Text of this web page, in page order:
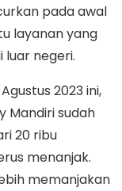
pada awal
layanan yang
luar negeri.
2023 ini,
Mandiri sudah
20 ribu
menanjak.
memanjakan